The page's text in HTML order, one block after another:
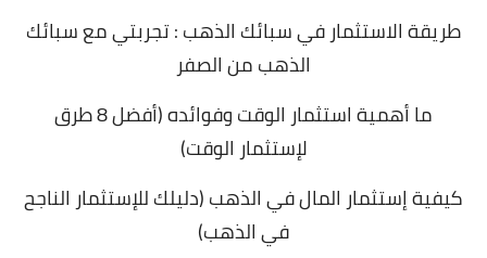
طريقة الاستثمار في سبائك الذهب : تجربتي مع سبائك
الذهب من الصفر
ما أهمية استثمار الوقت وفوائده (أفضل 8 طرق
لإستثمار الوقت)
كيفية إستثمار المال في الذهب (دليلك للإستثمار الناجح
في الذهب)